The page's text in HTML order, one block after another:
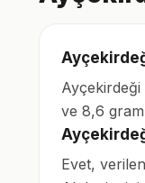
ve 8,6
Evet,